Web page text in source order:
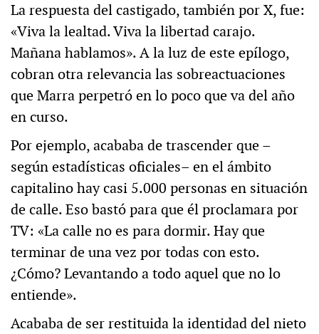
La respuesta del castigado, también por X, fue:
«Viva la lealtad. Viva la libertad carajo.
Mañana hablamos». A la luz de este epílogo,
cobran otra relevancia las sobreactuaciones
que Marra perpetró en lo poco que va del año
en curso.
Por ejemplo, acababa de trascender que –
según estadísticas oficiales– en el ámbito
capitalino hay casi 5.000 personas en situación
de calle. Eso bastó para que él proclamara por
TV: «La calle no es para dormir. Hay que
terminar de una vez por todas con esto.
¿Cómo? Levantando a todo aquel que no lo
entiende».
Acababa de ser restituida la identidad del nieto